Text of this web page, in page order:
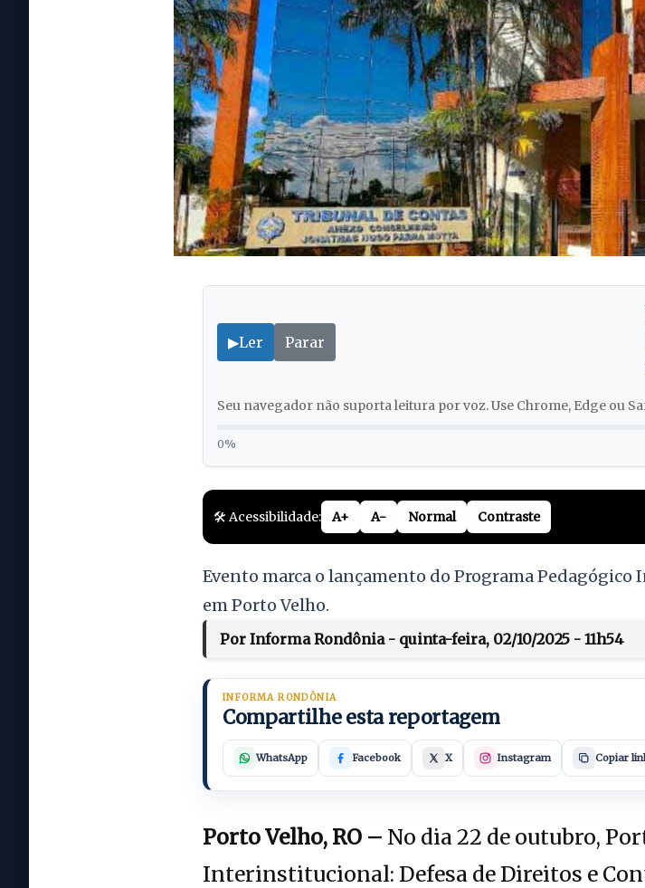
▶Ler Parar
Seu navegador não suporta leitura por voz. Use Chrome, Edge ou
0%
🛠️ Acessibilidade: A+ A- Normal Contraste
Evento marca o lançamento do Programa
em Porto Velho.
Por Informa Rondônia - quinta-feira, 02/10/2025 - 11h54
INFORMA RONDÔNIA
Compartilhe esta reportagem
WhatsApp Facebook X Instagram Copiar
Porto Velho, RO – No dia 22 de outubro,
Interinstitucional: Defesa de Direitos e